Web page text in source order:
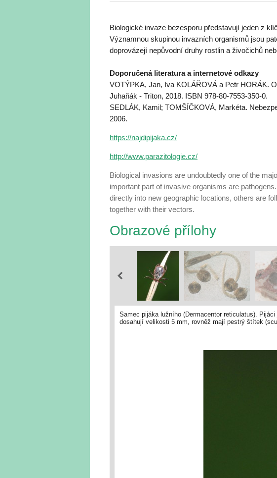
Biologické invaze bezesporu představují jeden z
Významnou skupinou invazních organismů jsou
doprovázejí nepůvodní druhy rostlin a živočichů
Doporučená literatura a internetové odkazy
VOTÝPKA, Jan, Iva KOLÁŘOVÁ a Petr HORÁK.
Juhaňák - Triton, 2018. ISBN 978-80-7553-350-0.
SEDLÁK, Kamil; TOMŠÍČKOVÁ, Markéta.
2006.
https://najdipijaka.cz/
http://www.parazitologie.cz/
Biological invasions are undoubtedly one of the
important part of invasive organisms are
directly into new geographic locations, others are
together with their vectors.
Obrazové přílohy
Samec pijáka lužního (Dermacentor reticulatus).
dosahují velikosti 5 mm, rovněž mají pestrý štítek